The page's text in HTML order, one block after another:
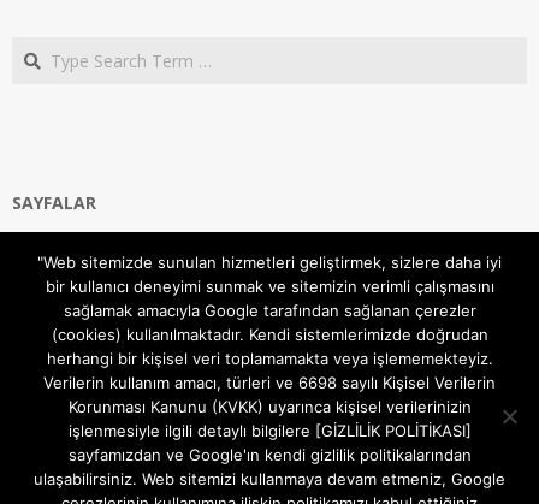
Search
SAYFALAR
Gizlilik ve Çerezler (Cookies) Politikası
Hakkımızda
İletişim Kanalları
MODEM KURULUM
TEKNİK DESTEK
TELEVİZYON SİSTEMLERİ
"Web sitemizde sunulan hizmetleri geliştirmek, sizlere daha iyi
bir kullanıcı deneyimi sunmak ve sitemizin verimli çalışmasını
sağlamak amacıyla Google tarafından sağlanan çerezler
(cookies) kullanılmaktadır. Kendi sistemlerimizde doğrudan
herhangi bir kişisel veri toplamamakta veya işlememekteyiz.
Verilerin kullanım amacı, türleri ve 6698 sayılı Kişisel Verilerin
Korunması Kanunu (KVKK) uyarınca kişisel verilerinizin
işlenmesiyle ilgili detaylı bilgilere [GİZLİLİK POLİTİKASI]
sayfamızdan ve Google'ın kendi gizlilik politikalarından
ulaşabilirsiniz. Web sitemizi kullanmaya devam etmeniz, Google